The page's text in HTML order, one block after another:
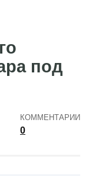
под
КОММЕНТАРИИ
0